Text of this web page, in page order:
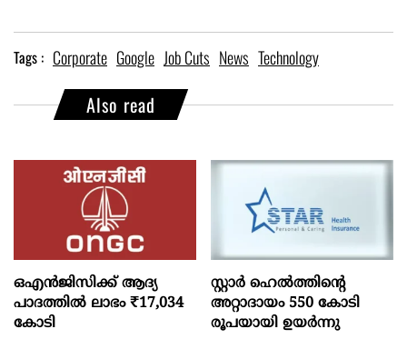
Tags : Corporate Google Job Cuts News Technology
Also read
ഒഎന്‍ജിസിക്ക് ആദ്യ
പാദത്തില്‍ ലാഭം ₹17,034
കോടി
സ്റ്റാർ ഹെൽത്തിന്റെ
അറ്റാദായം 550 കോടി
രൂപയായി ഉയർന്നു